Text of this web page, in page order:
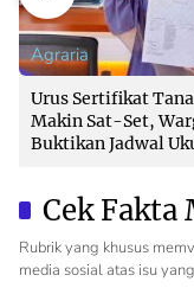
Agraria
Urus Sertifikat
Makin Sat-Set,
Buktikan Jadwal
Cek Fakta
Rubrik yang khusus
media sosial atas isu